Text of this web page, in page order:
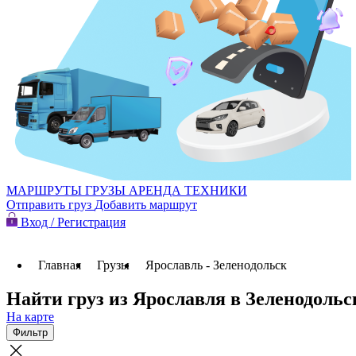
МАРШРУТЫ ГРУЗЫ АРЕНДА ТЕХНИКИ
Отправить груз Добавить маршрут
Вход / Регистрация
Главная Грузы Ярославль - Зеленодольск
Найти груз из Ярославля в
На карте
Фильтр